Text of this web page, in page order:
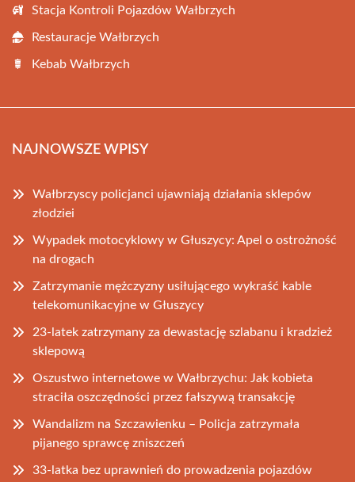
Stacja Kontroli Pojazdów Wałbrzych
Restauracje Wałbrzych
Kebab Wałbrzych
NAJNOWSZE WPISY
Wałbrzyscy policjanci ujawniają działania sklepów
złodziei
Wypadek motocyklowy w Głuszycy: Apel o ostrożność
na drogach
Zatrzymanie mężczyzny usiłującego wykraść kable
telekomunikacyjne w Głuszycy
23-latek zatrzymany za dewastację szlabanu i kradzież
sklepową
Oszustwo internetowe w Wałbrzychu: Jak kobieta
straciła oszczędności przez fałszywą transakcję
Wandalizm na Szczawienku – Policja zatrzymała
pijanego sprawcę zniszczeń
33-latka bez uprawnień do prowadzenia pojazdów